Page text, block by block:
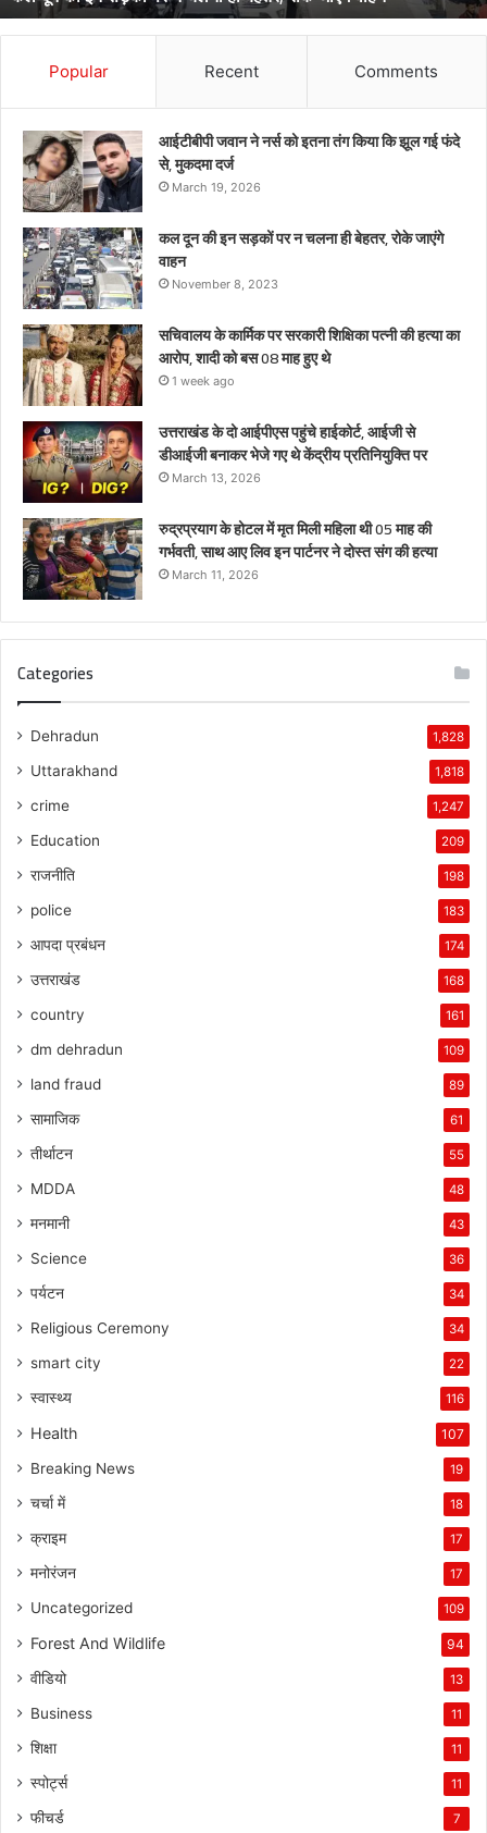
आरोप,
शादी
08
Popular Recent Comments
आईटीबीपी जवान ने नर्स को इतना तंग किया कि झूल गई फंदे
से, मुकदमा दर्ज
March 19, 2026
कल दून की इन सड़कों पर न चलना ही बेहतर, रोके जाएंगे
वाहन
November 8, 2023
सचिवालय के कार्मिक पर सरकारी शिक्षिका पत्नी की हत्या का
आरोप, शादी को बस 08 माह हुए थे
1 week ago
उत्तराखंड के दो आईपीएस पहुंचे हाईकोर्ट, आईजी से
डीआईजी बनाकर भेजे गए थे केंद्रीय प्रतिनियुक्ति पर
March 13, 2026
रुद्रप्रयाग के होटल में मृत मिली महिला थी 05 माह की
गर्भवती, साथ आए लिव इन पार्टनर ने दोस्त संग की हत्या
March 11, 2026
Categories
Dehradun 1,828
Uttarakhand 1,818
crime 1,247
Education 209
राजनीति 198
police 183
आपदा प्रबंधन 174
उत्तराखंड 168
country 161
dm dehradun 109
land fraud 89
सामाजिक 61
तीर्थाटन 55
MDDA 48
मनमानी 43
Science 36
पर्यटन 34
Religious Ceremony 34
smart city 22
स्वास्थ्य 116
Health 107
Breaking News 19
चर्चा में 18
क्राइम 17
मनोरंजन 17
Uncategorized 109
Forest And Wildlife 94
वीडियो 13
Business 11
शिक्षा 11
स्पोर्ट्स 11
फीचर्ड 7